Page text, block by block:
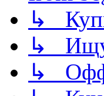
↳
↳ Ищу
↳